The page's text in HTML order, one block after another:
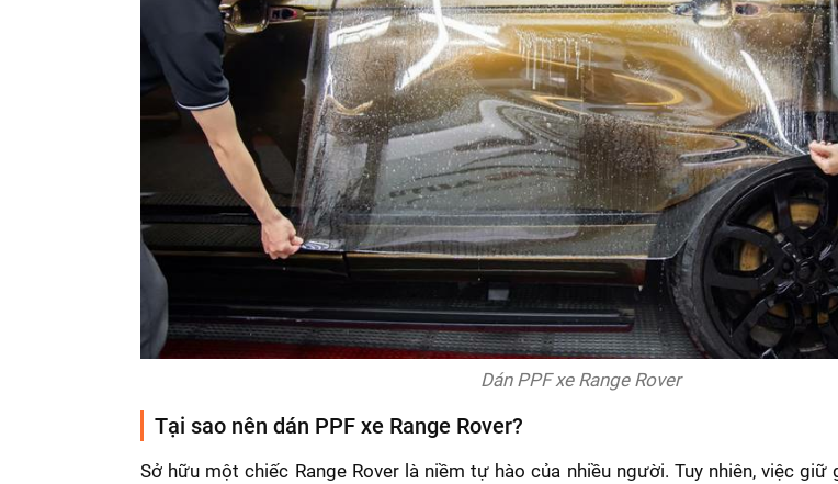
Dán PPF xe Range Rover
Tại sao nên dán PPF xe Range Rover?
Sở hữu một chiếc Range Rover là niềm tự hào của nhiều người. Tuy nhiên, việc giữ